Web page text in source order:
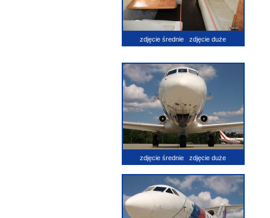
zdjęcie średnie zdjęcie duże
zdjęcie średnie zdjęcie duże